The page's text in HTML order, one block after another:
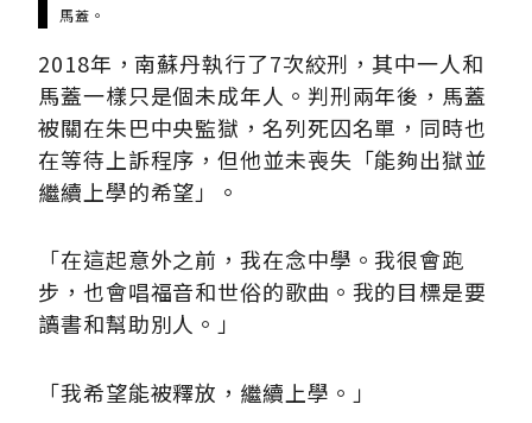
馬蓋。
2018年，南蘇丹執行了7次絞刑，其中一人和
馬蓋一樣只是個未成年人。判刑兩年後，馬蓋
被關在朱巴中央監獄，名列死囚名單，同時也
在等待上訴程序，但他並未喪失「能夠出獄並
繼續上學的希望」。
「在這起意外之前，我在念中學。我很會跑
步，也會唱福音和世俗的歌曲。我的目標是要
讀書和幫助別人。」
「我希望能被釋放，繼續上學。」